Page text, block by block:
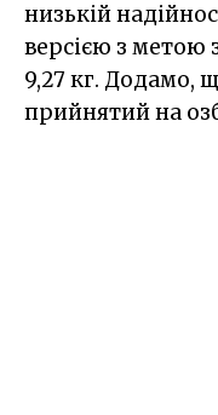
низькій
версією з метою
9,27 кг. Додамо,
прийнятий на